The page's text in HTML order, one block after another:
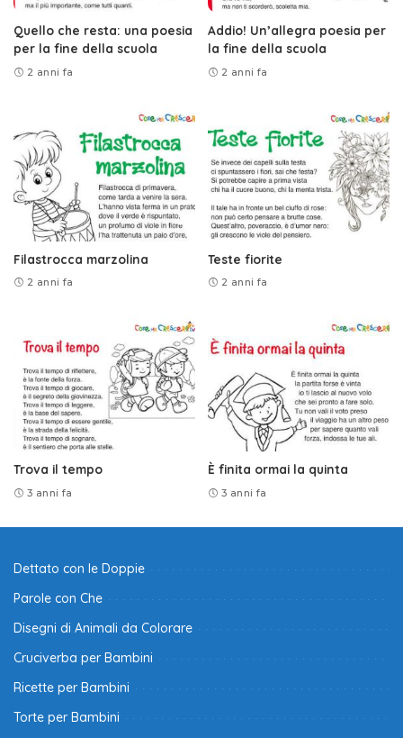
Quello che resta: una poesia
per la fine della scuola
2 anni fa
Addio! Un’allegra poesia per
la fine della scuola
2 anni fa
Filastrocca marzolina
2 anni fa
Teste fiorite
2 anni fa
Trova il tempo
3 anni fa
È finita ormai la quinta
3 anni fa
Dettato con le Doppie
Parole con Che
Disegni di Animali da Colorare
Cruciverba per Bambini
Ricette per Bambini
Torte per Bambini